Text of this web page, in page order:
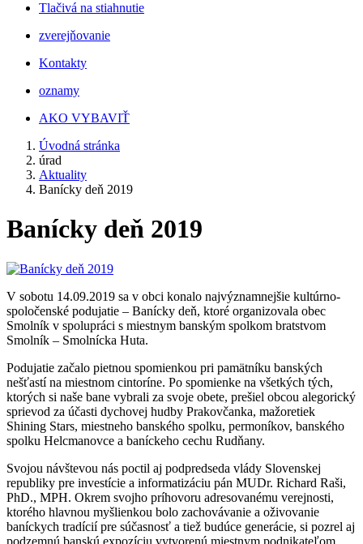
Tlačivá na stiahnutie
zverejňovanie
Kontakty
oznamy
AKO VYBAVIŤ
Úvodná stránka
úrad
Aktuality
Banícky deň 2019
Banícky deň 2019
V sobotu 14.09.2019 sa v obci konalo najvýznamnejšie kultúrno-
spoločenské podujatie – Banícky deň, ktoré organizovala obec
Smolník v spolupráci s miestnym banským spolkom bratstvom
Smolník – Smolnícka Huta.
Podujatie začalo pietnou spomienkou pri pamätníku banských
nešťastí na miestnom cintoríne. Po spomienke na všetkých tých,
ktorých si naše bane vybrali za svoje obete, prešiel obcou alegorický
sprievod za účasti dychovej hudby Prakovčanka, mažoretiek
Shining Stars, miestneho banského spolku, permoníkov, banského
spolku Helcmanovce a baníckeho cechu Rudňany.
Svojou návštevou nás poctil aj podpredseda vlády Slovenskej
republiky pre investície a informatizáciu pán MUDr. Richard Raši,
PhD., MPH. Okrem svojho príhovoru adresovanému verejnosti,
ktorého hlavnou myšlienkou bolo zachovávanie a oživovanie
baníckych tradícií pre súčasnosť a tiež budúce generácie, si pozrel aj
podzemnú banskú expozíciu vytvorenú miestnym podnikateľom.